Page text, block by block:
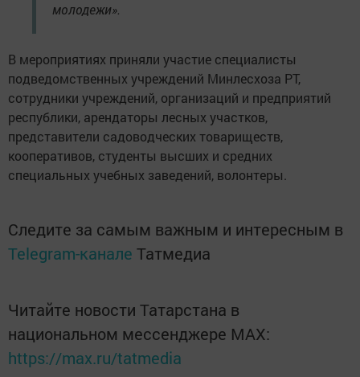
молодежи».
В мероприятиях приняли участие специалисты
подведомственных учреждений Минлесхоза РТ,
сотрудники учреждений, организаций и предприятий
республики, арендаторы лесных участков,
представители садоводческих товариществ,
кооперативов, студенты высших и средних
специальных учебных заведений, волонтеры.
Следите за самым важным и интересным в
Telegram-канале Татмедиа
Читайте новости Татарстана в
национальном мессенджере MАХ:
https://max.ru/tatmedia